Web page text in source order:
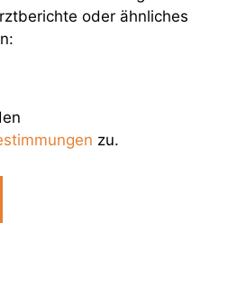
oder ähnliches
zu.